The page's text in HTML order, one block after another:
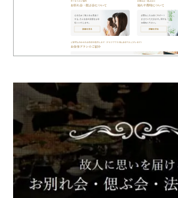
ロゴマーク制作
ブランディング